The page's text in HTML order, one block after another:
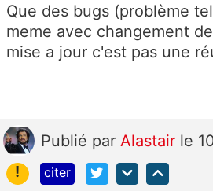
Que des bugs (problème
meme avec changement
mise a jour c'est pas une
Publié par Alastair le
!
citer